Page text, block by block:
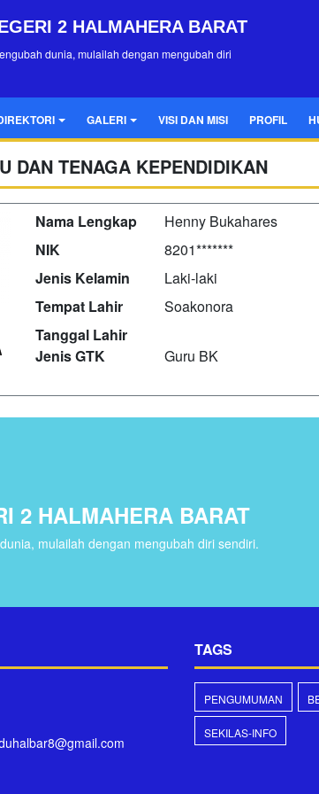
2 HALMAHERA BARAT
dunia, mulailah dengan mengubah diri
GALERI VISI DAN MISI PROFIL
DAN TENAGA KEPENDIDIKAN
Nama Lengkap
Henny Bukahares
NIK
8201*******
Jenis Kelamin
Laki-laki
Tempat Lahir
Soakonora
Tanggal Lahir
Jenis GTK
Guru BK
2 HALMAHERA BARAT
mulailah dengan mengubah diri sendiri.
TAGS
PENGUMUMAN
SEKILAS-INFO